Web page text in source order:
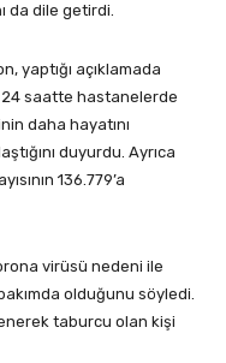
da dile getirdi.
yaptığı açıklamada
24 saatte hastanelerde
daha hayatını
duyurdu. Ayrıca
136.779’a
virüsü nedeni ile
olduğunu söyledi.
taburcu olan kişi